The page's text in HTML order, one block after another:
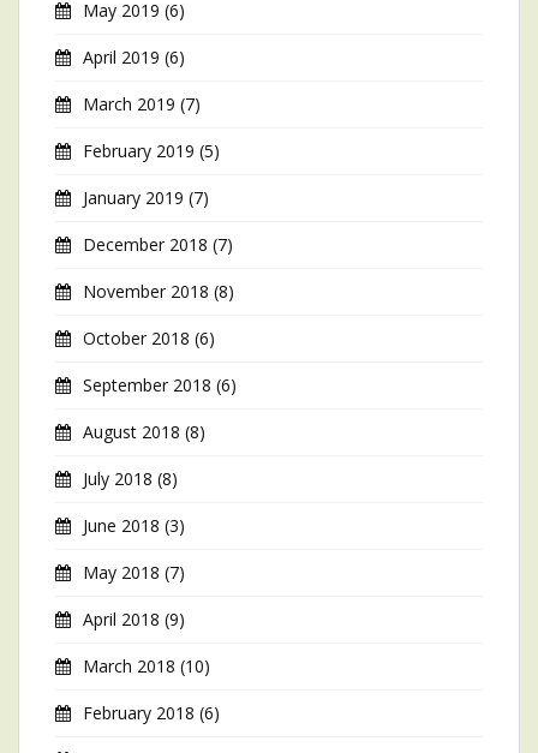
May 2019 (6)
April 2019 (6)
March 2019 (7)
February 2019 (5)
January 2019 (7)
December 2018 (7)
November 2018 (8)
October 2018 (6)
September 2018 (6)
August 2018 (8)
July 2018 (8)
June 2018 (3)
May 2018 (7)
April 2018 (9)
March 2018 (10)
February 2018 (6)